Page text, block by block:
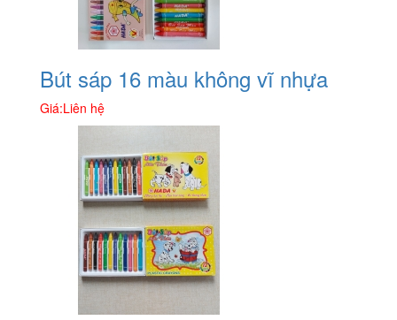
Bút sáp 16 màu không vĩ nhựa
Giá:Liên hệ